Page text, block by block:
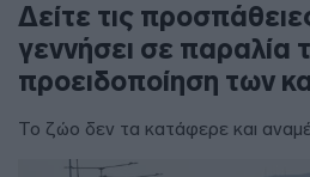
Δείτε τις
γεννήσει σε παραλία
προειδοποίηση των
Το ζώο δεν τα κατάφερε και